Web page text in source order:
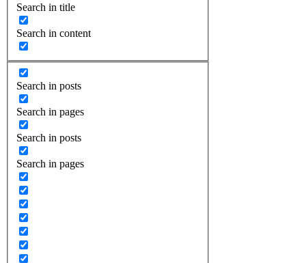
Search in title
Search in content
Search in posts
Search in pages
Search in posts
Search in pages